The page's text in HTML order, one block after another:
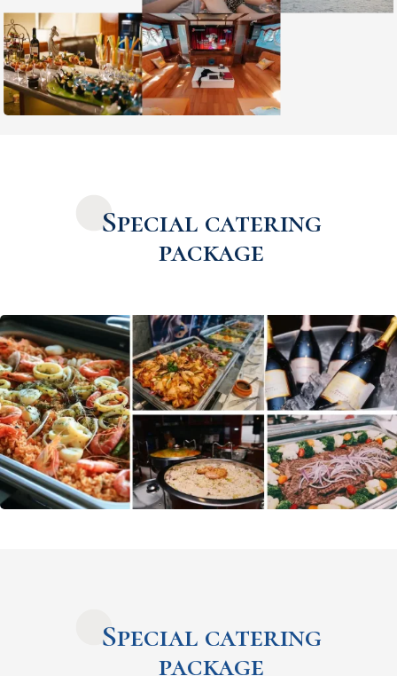
Special catering
package
Special catering
package